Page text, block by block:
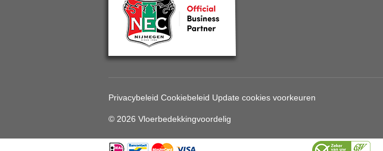
Privacybeleid Cookiebeleid Update cookies voorkeuren
© 2026 Vloerbedekkingvoordelig